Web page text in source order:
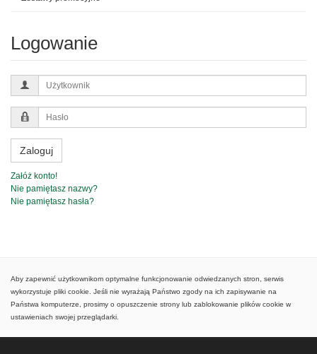
Logowanie
Użytkownik
Hasło
Zaloguj
Załóż konto!
Nie pamiętasz nazwy?
Nie pamiętasz hasła?
Aby zapewnić użytkownikom optymalne funkcjonowanie odwiedzanych stron, serwis
wykorzystuje pliki cookie. Jeśli nie wyrażają Państwo zgody na ich zapisywanie na
Państwa komputerze, prosimy o opuszczenie strony lub zablokowanie plików cookie w
ustawieniach swojej przeglądarki.